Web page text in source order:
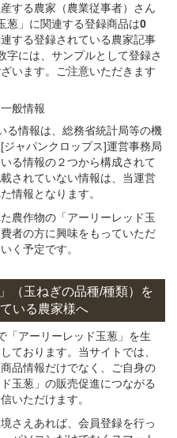
する農家（農業従事者）さん
葱」に関連する登録商品は0
する登録されている農家記事
字には、サンプルとして登録さ
います。ご注意いただきます
一般情報
る情報は、総務省統計局等の機
ャパンクロップス]運営事務局
る情報の２つから構成されて
されていない情報は、当運営
情報となります。
農作物の「アーリーレッド玉
者の方に興味をもっていただ
く予定です。
（玉ねぎの品種/種類）
を
いる農家様へ
「アーリーレッド玉葱」を生
ております。当サイトでは、
品情報だけでなく、ご自身の
玉葱」の販売促進につながる
いただけます。
さえあれば、会員登録を行っ